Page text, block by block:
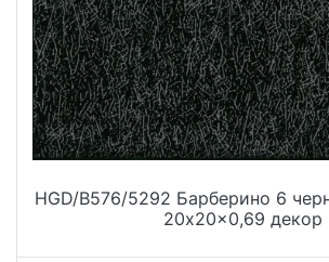
HGD/B576/5292 Барберино 6
20x20x0,69 декор